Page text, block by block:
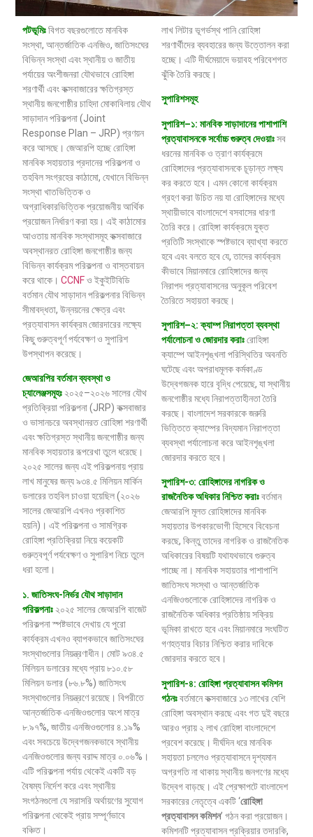
পটভূমিঃবিগত বছরগুলোতে মানবিক
সংস্থা, আন্তর্জাতিক এনজিও, জাতিসংঘের
বিভিন্ন সংস্থা এবং স্থানীয় ও জাতীয়
পর্যায়ের অংশীজনরা যৌথভাবে রোহিঙ্গা
শরণার্থী এবং কক্সবাজারের ক্ষতিগ্রস্ত
স্থানীয় জনগোষ্ঠীর চাহিদা মোকাবিলায় যৌথ
সাড়াদান পরিকল্পনা (Joint
Response Plan – JRP) প্রণয়ন
করে আসছে। জেআরপি হচ্ছে রোহিঙ্গা
মানবিক সহায়তার প্রদানের পরিকল্পনা ও
তহবিল সংগ্রহের কাঠামো, যেখানে বিভিন্ন
সংস্থা খাতভিত্তিক ও
অগ্রাধিকারভিত্তিক প্রয়োজনীয় আর্থিক
প্রয়োজন নির্ধারণ করা হয়। এই কাঠামোর
আওতায় মানবিক সংস্থাসমূহ কক্সবাজারে
অবস্থানরত রোহিঙ্গা জনগোষ্ঠীর জন্য
বিভিন্ন কার্যক্রম পরিকল্পনা ও বাস্তবায়ন
করে থাকে।CCNFও ইকুইটিবিডি
বর্তমান যৌথ সাড়াদান পরিকল্পনার বিভিন্ন
সীমাবদ্ধতা, উন্নয়নের ক্ষেত্র এবং
প্রত্যাবাসন কার্যক্রম জোরদারের লক্ষ্যে
কিছু গুরুত্বপূর্ণ পর্যবেক্ষণ ও সুপারিশ
উপস্থাপন করেছে।
জেআরপির বর্তমান ব্যবস্থা ও
চ্যালেঞ্জসমূহঃ ২০২৫–২০২৬ সালের যৌথ
প্রতিক্রিয়া পরিকল্পনা (JRP) কক্সবাজার
ও ভাসানচরে অবস্থানরত রোহিঙ্গা শরণার্থী
এবং ক্ষতিগ্রস্ত স্থানীয় জনগোষ্ঠীর জন্য
মানবিক সহায়তার রূপরেখা তুলে ধরেছে।
২০২৫ সালের জন্য এই পরিকল্পনায় প্রায়
লাখ মানুষের জন্য ৯৩৪.৫ মিলিয়ন মার্কিন
ডলারের তহবিল চাওয়া হয়েছিল (২০২৬
সালের জেআরপি এখনও প্রকাশিত
হয়নি)। এই পরিকল্পনা ও সামগ্রিক
রোহিঙ্গা প্রতিক্রিয়া নিয়ে কয়েকটি
গুরুত্বপূর্ণ পর্যবেক্ষণ ও সুপারিশ নিচে তুলে
ধরা হলো।
১. জাতিসংঘ-নির্ভর যৌথ সাড়াদান
পরিকল্পনাঃ ২০২৫ সালের জেআরপি বাজেট
পরিকল্পনা স্পষ্টভাবে দেখায় যে পুরো
কার্যক্রম এখনও ব্যাপকভাবে জাতিসংঘের
সংস্থাগুলোর নিয়ন্ত্রণাধীন। মোট ৯৩৪.৫
মিলিয়ন ডলারের মধ্যে প্রায় ৮১০.৫৮
মিলিয়ন ডলার (৮৬.৮%) জাতিসংঘ
সংস্থাগুলোর নিয়ন্ত্রণে রয়েছে। বিপরীতে
আন্তর্জাতিক এনজিওগুলোর অংশ মাত্র
৮.৯৭%, জাতীয় এনজিওগুলোর ৪.১৯%
এবং সবচেয়ে উদ্বেগজনকভাবে স্থানীয়
এনজিওগুলোর জন্য বরাদ্দ মাত্র ০.০৬%।
এটি পরিকল্পনা পর্যায় থেকেই একটি বড়
বৈষম্য নির্দেশ করে এবং স্থানীয়
সংগঠনগুলো যে সরাসরি অর্থায়ণের সুযোগ
পরিকল্পনা থেকেই প্রায় সম্পূর্ণভাবে
বঞ্চিত।
লাখ লিটার ভূগর্ভস্থ পানি রোহিঙ্গা
শরণার্থীদের ব্যবহারের জন্য উত্তোলন করা
হচ্ছে। এটি দীর্ঘমেয়াদে ভয়াবহ পরিবেশগত
ঝুঁকি তৈরি করছে।
সুপারিশসমূহ
সুপারিশ–১: মানবিকসাড়াদানের পাশাপাশি
প্রত্যাবাসনকেসর্বোচ্চগুরুত্বদেওয়াঃসব
ধরনের মানবিক ও ত্রাণ কার্যক্রমে
রোহিঙ্গাদের প্রত্যাবাসনকে চূড়ান্ত লক্ষ্য
কর করতে হবে। এমন কোনো কার্যক্রম
গ্রহণ করা উচিত নয় যা রোহিঙ্গাদের মধ্যে
স্থায়ীভাবে বাংলাদেশে বসবাসের ধারণা
তৈরি করে। রোহিঙ্গা কার্যক্রমে যুক্ত
প্রতিটি সংস্থাকে স্পষ্টভাবে ব্যাখ্যা করতে
হবে এবং বলতে হবে যে, তাদের কার্যক্রম
কীভাবে মিয়ানমারে রোহিঙ্গাদের জন্য
নিরাপদ প্রত্যাবাসনের অনুকূল পরিবেশ
তৈরিতে সহায়তা করছে।
সুপারিশ–২:ক্যাম্পনিরাপত্তাব্যবস্থা
পর্যালোচনাওজোরদারকরাঃরোহিঙ্গা
ক্যাম্পে আইনশৃঙ্খলা পরিস্থিতির অবনতি
ঘটেছে এবং অপরাধমূলক কর্মকাণ্ড
উদ্বেগজনক হারে বৃদ্ধি পেয়েছে, যা স্থানীয়
জনগোষ্ঠীর মধ্যে নিরাপত্তাহীনতা তৈরি
করছে। বাংলাদেশ সরকারকে জরুরি
ভিত্তিতে ক্যাম্পের বিদ্যমান নিরাপত্তা
ব্যবস্থা পর্যালোচনা করে আইনশৃঙ্খলা
জোরদার করতে হবে।
সুপারিশ-৩: রোহিঙ্গাদের নাগরিক ও
রাজনৈতিক অধিকার নিশ্চিত করাঃবর্তমান
জেআরপি মূলত রোহিঙ্গাদের মানবিক
সহায়তার উপকারভোগী হিসেবে বিবেচনা
করছে, কিন্তু তাদের নাগরিক ও রাজনৈতিক
অধিকারের বিষয়টি যথাযথভাবে গুরুত্ব
পাচ্ছে না। মানবিক সহায়তার পাশাপাশি
জাতিসংঘ সংস্থা ও আন্তর্জাতিক
এনজিওগুলোকে রোহিঙ্গাদের নাগরিক ও
রাজনৈতিক অধিকার প্রতিষ্ঠায় সক্রিয়
ভূমিকা রাখতে হবে এবং মিয়ানমারে সংঘটিত
গণহত্যার বিচার নিশ্চিত করার দাবিকে
জোরদার করতে হবে।
সুপারিশ-৪: রোহিঙ্গা প্রত্যাবাসন কমিশন
গঠনঃবর্তমানে কক্সবাজারে ১৩ লাখের বেশি
রোহিঙ্গা অবস্থান করছে এবং গত দুই বছরে
আরও প্রায় ২ লাখ রোহিঙ্গা বাংলাদেশে
প্রবেশ করেছে। দীর্ঘদিন ধরে মানবিক
সহায়তা চললেও প্রত্যাবাসনে দৃশ্যমান
অগ্রগতি না থাকায় স্থানীয় জনগণের মধ্যে
উদ্বেগ বাড়ছে। এই প্রেক্ষাপটে বাংলাদেশ
সরকারের নেতৃত্বে একটি ‘রোহিঙ্গা
প্রত্যাবাসনকমিশন’ গঠন করা প্রয়োজন।
কমিশনটি প্রত্যাবাসন প্রক্রিয়ার তদারকি,